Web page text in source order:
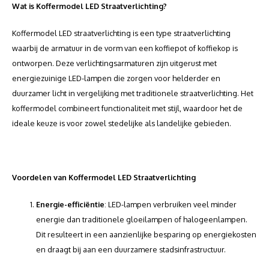
Wat is Koffermodel LED Straatverlichting?
Koffermodel LED straatverlichting is een type straatverlichting
waarbij de armatuur in de vorm van een koffiepot of koffiekop is
ontworpen. Deze verlichtingsarmaturen zijn uitgerust met
energiezuinige LED-lampen die zorgen voor helderder en
duurzamer licht in vergelijking met traditionele straatverlichting. Het
koffermodel combineert functionaliteit met stijl, waardoor het de
ideale keuze is voor zowel stedelijke als landelijke gebieden.
Voordelen van Koffermodel LED Straatverlichting
Energie-efficiëntie: LED-lampen verbruiken veel minder
energie dan traditionele gloeilampen of halogeenlampen.
Dit resulteert in een aanzienlijke besparing op energiekosten
en draagt bij aan een duurzamere stadsinfrastructuur.